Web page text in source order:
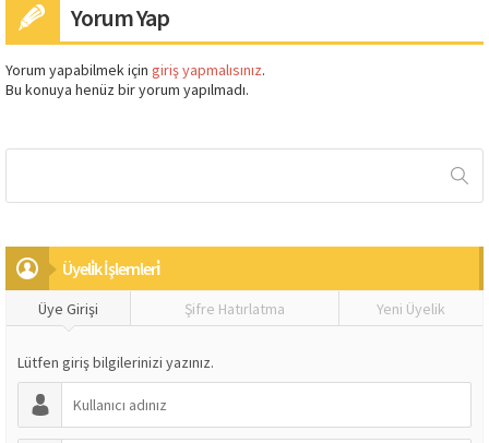
Yorum Yap
Yorum yapabilmek için giriş yapmalısınız.
Bu konuya henüz bir yorum yapılmadı.
Üyeli̇k İşlemleri̇
Üye Girişi Şifre Hatırlatma Yeni Üyelik
Lütfen giriş bilgilerinizi yazınız.